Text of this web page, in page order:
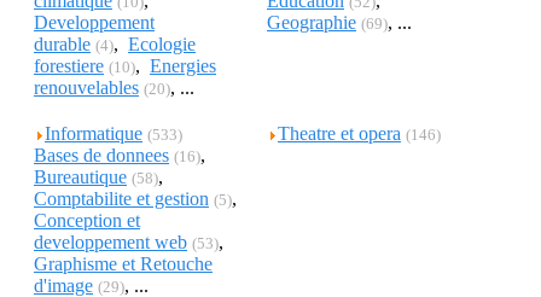
Developpement
durable (4), Ecologie
forestiere (10), Energies
renouvelables (20), ...
Geographie (69), ...
Informatique (533)
Bases de donnees (16),
Bureautique (58),
Comptabilite et gestion (5),
Conception et
developpement web (53),
Graphisme et Retouche
d'image (29), ...
Theatre et opera (146)